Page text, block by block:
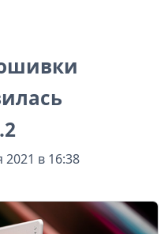
2021 в 16:38